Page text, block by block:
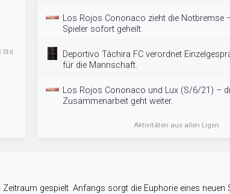
Std
Los Rojos Cononaco zieht die Notbremse
Spieler sofort geheilt.
Deportivo Táchira FC verordnet
für die Mannschaft.
Los Rojos Cononaco und Lux (S/6/21) –
Zusammenarbeit geht weiter.
Aktivitäten aus allen Ligen
gespielt. Anfangs sorgt die Euphorie eines